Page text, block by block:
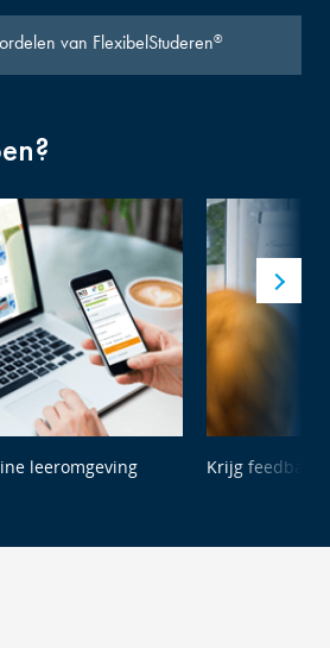
van FlexibelStuderen®
leeromgeving Krijg feedback